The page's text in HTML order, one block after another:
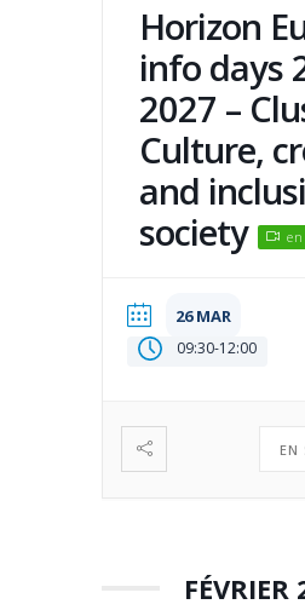
Horizon
info days
2027 –
Culture,
and
society
26 MAR
09:30-12:00
EN
FÉVRIER